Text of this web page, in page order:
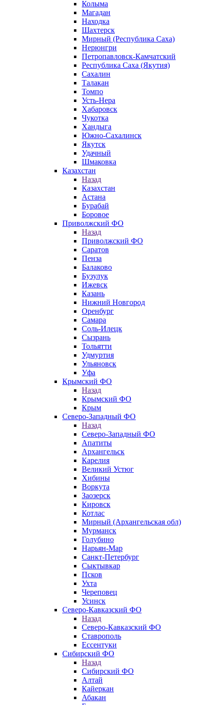
Колыма
Магадан
Находка
Шахтерск
Мирный (Республика Саха)
Нерюнгри
Петропавловск-Камчатский
Республика Саха (Якутия)
Сахалин
Талакан
Томпо
Усть-Нера
Хабаровск
Чукотка
Хандыга
Южно-Сахалинск
Якутск
Удачный
Шмаковка
Казахстан
Назад
Казахстан
Астана
Бурабай
Боровое
Приволжский ФО
Назад
Приволжский ФО
Саратов
Пенза
Балаково
Бузулук
Ижевск
Казань
Нижний Новгород
Оренбург
Самара
Соль-Илецк
Сызрань
Тольятти
Удмуртия
Ульяновск
Уфа
Крымский ФО
Назад
Крымский ФО
Крым
Северо-Западный ФО
Назад
Северо-Западный ФО
Апатиты
Архангельск
Карелия
Великий Устюг
Хибины
Воркута
Заозерск
Кировск
Котлас
Мирный (Архангельская обл)
Мурманск
Голубино
Нарьян-Мар
Санкт-Петербург
Сыктывкар
Псков
Ухта
Череповец
Усинск
Северо-Кавказский ФО
Назад
Северо-Кавказский ФО
Ставрополь
Ессентуки
Сибирский ФО
Назад
Сибирский ФО
Алтай
Кайеркан
Абакан